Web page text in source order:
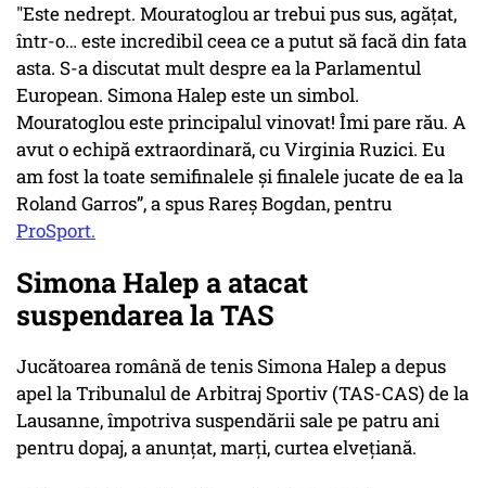
"Este nedrept. Mouratoglou ar trebui pus sus, agățat,
într-o… este incredibil ceea ce a putut să facă din fata
asta. S-a discutat mult despre ea la Parlamentul
European. Simona Halep este un simbol.
Mouratoglou este principalul vinovat! Îmi pare rău. A
avut o echipă extraordinară, cu Virginia Ruzici. Eu
am fost la toate semifinalele și finalele jucate de ea la
Roland Garros”, a spus Rareș Bogdan, pentru
ProSport.
Simona Halep a atacat
suspendarea la TAS
Jucătoarea română de tenis Simona Halep a depus
apel la Tribunalul de Arbitraj Sportiv (TAS-CAS) de la
Lausanne, împotriva suspendării sale pe patru ani
pentru dopaj, a anunţat, marţi, curtea elveţiană.